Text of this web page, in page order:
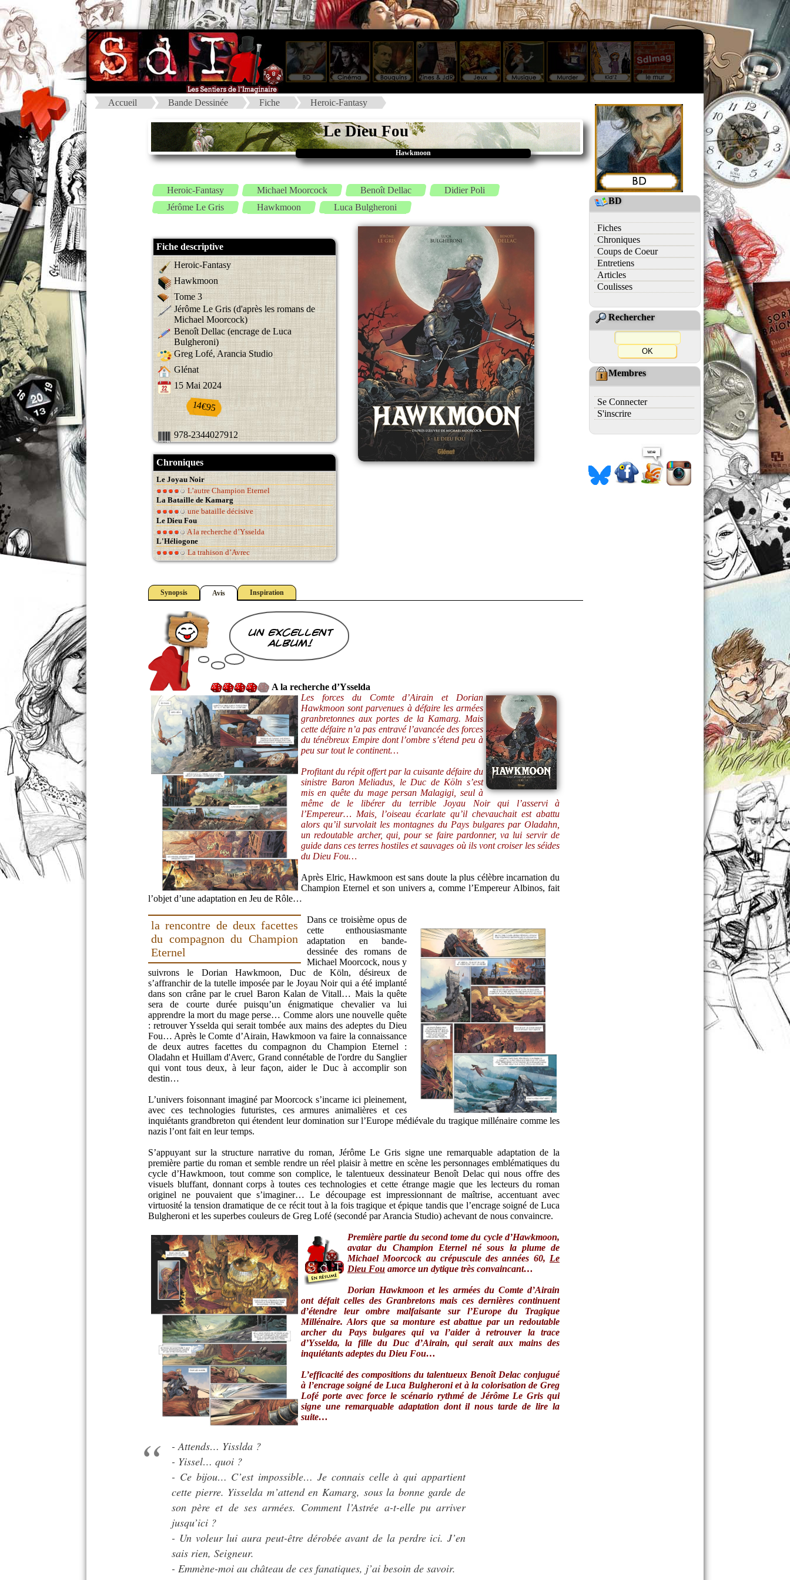
Accueil Bande Dessinée Fiche Heroic-Fantasy
Le Dieu Fou
Hawkmoon
Heroic-Fantasy Michael Moorcock Benoît Dellac
Didier Poli
Jérôme Le Gris
Hawkmoon Luca Bulgheroni
Fiche descriptive
Heroic-Fantasy
Hawkmoon
Tome 3
Jérôme Le Gris (d'après les romans de
Michael Moorcock)
Benoît Dellac (encrage de Luca
Bulgheroni)
Greg Lofé, Arancia Studio
Glénat
15 Mai 2024
14€95
978-2344027912
Chroniques
Le Joyau Noir
L’autre Champion Eternel
La Bataille de Kamarg
une bataille décisive
Le Dieu Fou
A la recherche d’Ysselda
L'Héliogone
La trahison d’Avrec
Synopsis Avis Inspiration
un excellent
album!
A la recherche d’Ysselda
Les forces du Comte d’Airain et Dorian
Hawkmoon sont parvenues à défaire les armées
granbretonnes aux portes de la Kamarg. Mais
cette défaire n’a pas entravé l’avancée des forces
du ténébreux Empire dont l’ombre s’étend peu à
peu sur tout le continent…
Profitant du répit offert par la cuisante défaire du
sinistre Baron Meliadus, le Duc de Köln s’est
mis en quête du mage persan Malagigi, seul à
même de le libérer du terrible Joyau Noir qui l’asservi à
l’Empereur… Mais, l’oiseau écarlate qu’il chevauchait est abattu
alors qu’il survolait les montagnes du Pays bulgares par Oladahn,
un redoutable archer, qui, pour se faire pardonner, va lui servir de
guide dans ces terres hostiles et sauvages où ils vont croiser les séides
du Dieu Fou…
Après Elric, Hawkmoon est sans doute la plus célèbre incarnation du
Champion Eternel et son univers a, comme l’Empereur Albinos, fait
l’objet d’une adaptation en Jeu de Rôle…
la rencontre de deux facettes
du compagnon du Champion
Eternel
Dans ce troisième opus de
cette enthousiasmante
adaptation en bande-
dessinée des romans de
Michael Moorcock, nous y
suivrons le Dorian Hawkmoon, Duc de Köln, désireux de
s’affranchir de la tutelle imposée par le Joyau Noir qui a été implanté
dans son crâne par le cruel Baron Kalan de Vitall… Mais la quête
sera de courte durée puisqu’un énigmatique chevalier va lui
apprendre la mort du mage perse… Comme alors une nouvelle quête
: retrouver Ysselda qui serait tombée aux mains des adeptes du Dieu
Fou… Après le Comte d’Airain, Hawkmoon va faire la connaissance
de deux autres facettes du compagnon du Champion Eternel :
Oladahn et Huillam d'Averc, Grand connétable de l'ordre du Sanglier
qui vont tous deux, à leur façon, aider le Duc à accomplir son
destin…
L’univers foisonnant imaginé par Moorcock s’incarne ici pleinement,
avec ces technologies futuristes, ces armures animalières et ces
inquiétants grandbreton qui étendent leur domination sur l’Europe médiévale du tragique millénaire comme les
nazis l’ont fait en leur temps.
S’appuyant sur la structure narrative du roman, Jérôme Le Gris signe une remarquable adaptation de la
première partie du roman et semble rendre un réel plaisir à mettre en scène les personnages emblématiques du
cycle d’Hawkmoon, tout comme son complice, le talentueux dessinateur Benoît Delac qui nous offre des
visuels bluffant, donnant corps à toutes ces technologies et cette étrange magie que les lecteurs du roman
originel ne pouvaient que s’imaginer… Le découpage est impressionnant de maîtrise, accentuant avec
virtuosité la tension dramatique de ce récit tout à la fois tragique et épique tandis que l’encrage soigné de Luca
Bulgheroni et les superbes couleurs de Greg Lofé (secondé par Arancia Studio) achevant de nous convaincre.
Première partie du second tome du cycle d’Hawkmoon,
avatar du Champion Eternel né sous la plume de
Michael Moorcock au crépuscule des années 60, Le
Dieu Fou amorce un dytique très convaincant…
Dorian Hawkmoon et les armées du Comte d’Airain
ont défait celles des Granbretons mais ces dernières continuent
d’étendre leur ombre malfaisante sur l’Europe du Tragique
Millénaire. Alors que sa monture est abattue par un redoutable
archer du Pays bulgares qui va l’aider à retrouver la trace
d’Ysselda, la fille du Duc d’Airain, qui serait aux mains des
inquiétants adeptes du Dieu Fou…
L’efficacité des compositions du talentueux Benoît Delac conjugué
à l’encrage soigné de Luca Bulgheroni et à la colorisation de Greg
Lofé porte avec force le scénario rythmé de Jérôme Le Gris qui
signe une remarquable adaptation dont il nous tarde de lire la
suite…
- Attends… Yisslda ?
- Yissel… quoi ?
- Ce bijou… C’est impossible… Je connais celle à qui appartient
cette pierre. Yisselda m’attend en Kamarg, sous la bonne garde de
son père et de ses armées. Comment l’Astrée a-t-elle pu arriver
jusqu’ici ?
- Un voleur lui aura peut-être dérobée avant de la perdre ici. J’en
sais rien, Seigneur.
- Emmène-moi au château de ces fanatiques, j’ai besoin de savoir.
BD
Fiches
Chroniques
Coups de Coeur
Entretiens
Articles
Coulisses
Rechercher
Membres
Se Connecter
S'inscrire